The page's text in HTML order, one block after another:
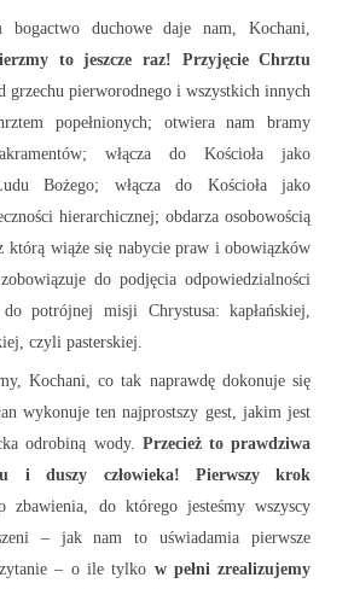
bogactwo duchowe daje nam, Kochani,
to jeszcze raz! Przyjęcie Chrztu
grzechu pierworodnego i wszystkich innych
popełnionych; otwiera nam bramy
włącza do Kościoła jako
Bożego; włącza do Kościoła jako
hierarchicznej; obdarza osobowością
którą wiąże się nabycie praw i obowiązków
do podjęcia odpowiedzialności
do potrójnej misji Chrystusa: kapłańskiej,
czyli pasterskiej.
co tak naprawdę dokonuje się
wykonuje ten najprostszy gest, jakim jest
odrobiną wody. Przecież to prawdziwa
i duszy człowieka! Pierwszy krok
zbawienia, do którego jesteśmy wszyscy
– jak nam to uświadamia pierwsze
– o ile tylko w pełni zrealizujemy